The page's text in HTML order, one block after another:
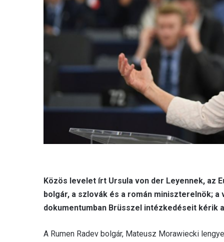
Közös levelet írt Ursula von der Leyennek, az
bolgár, a szlovák és a román miniszterelnök;
dokumentumban Brüsszel intézkedéseit kérik
A Rumen Radev bolgár, Mateusz Morawiecki